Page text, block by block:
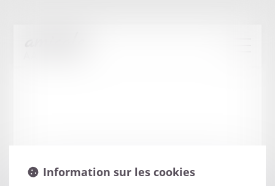
Information sur les cookies